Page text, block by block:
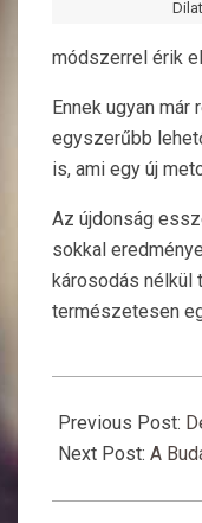
módszerrel érik
Ennek ugyan
egyszerűbb
is, ami egy új
Az újdonság
sokkal
károsodás nélkül
természetesen
06-
21
Previous Post:
Next Post: A